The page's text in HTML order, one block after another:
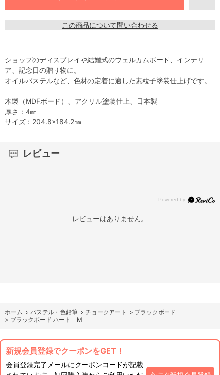
この商品について問い合わせる
ショップのディスプレイや結婚式のウェルカムボード、インテリ
ア、記念日の贈り物に。
オイルパステルなど、色材の定着に適した素粒子塗装仕上げです。
木製（MDFボード）、アクリル塗装仕上、日本製
厚さ：4㎜
サイズ：204.8×184.2㎜
レビュー
レビューはありません。
ホーム > パステル・色鉛筆 > チョークアート > ブラックボード
> ブラックボード ハート M
新規会員登録でクーポンをGET！
会員登録完了メールにクーポンコードが記載